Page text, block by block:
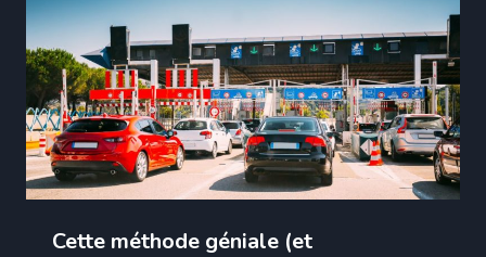
Cette méthode géniale (et